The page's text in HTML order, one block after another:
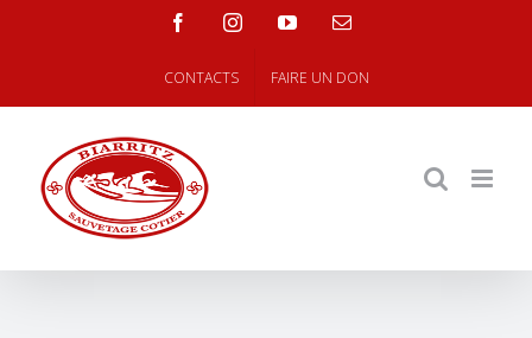
facebookinstagramyoutubeEmail
CONTACTS FAIRE UN DON